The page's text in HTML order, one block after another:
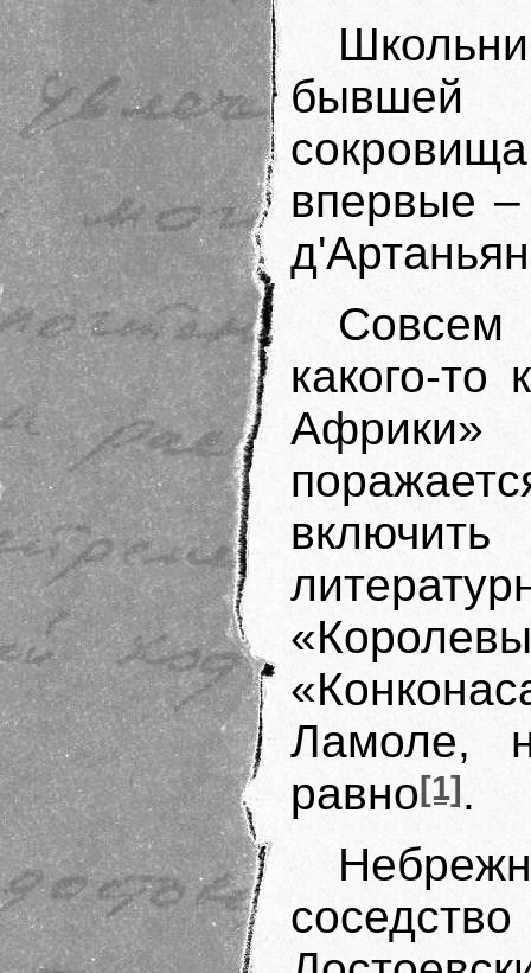
бывшей
впервые
Совсем
какого-
Ламоле,
равно[1].